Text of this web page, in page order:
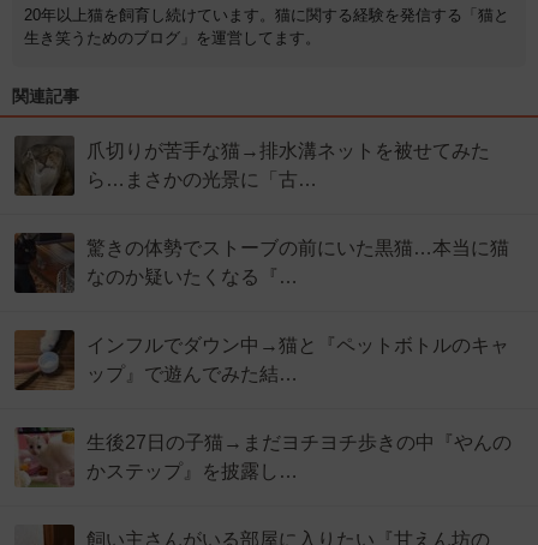
20年以上猫を飼育し続けています。猫に関する経験を発信する「猫と
生き笑うためのブログ」を運営してます。
関連記事
爪切りが苦手な猫→排水溝ネットを被せてみた
ら…まさかの光景に「古…
驚きの体勢でストーブの前にいた黒猫…本当に猫
なのか疑いたくなる『…
インフルでダウン中→猫と『ペットボトルのキャ
ップ』で遊んでみた結…
生後27日の子猫→まだヨチヨチ歩きの中『やんの
かステップ』を披露し…
飼い主さんがいる部屋に入りたい『甘えん坊の